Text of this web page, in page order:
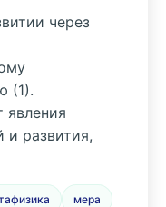
через
(1).
явления
и развития,
мера